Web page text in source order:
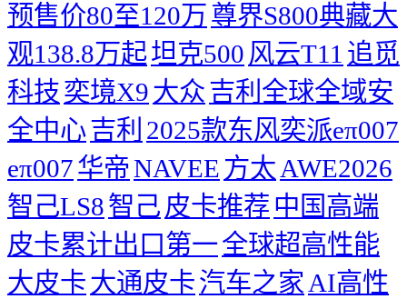
预售价80至120万尊界S800典藏大
观138.8万起坦克500 风云T11 追觅
科技奕境X9大众吉利全球全域安
全中心吉利 2025款东风奕派eπ007
eπ007华帝NAVEE 方太 AWE2026
智己LS8智己 皮卡推荐 中国高端
皮卡累计出口第一全球超高性能
大皮卡大通皮卡汽车之家 AI高性